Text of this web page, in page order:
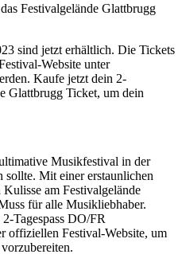
Festivalgelände Glattbrugg
sind jetzt erhältlich. Die Tickets
Website unter
Kaufe jetzt dein 2-
Glattbrugg Ticket, um dein
Musikfestival in der
sollte. Mit einer erstaunlichen
am Festivalgelände
für alle Musikliebhaber.
Tagespass DO/FR
offiziellen Festival-Website, um